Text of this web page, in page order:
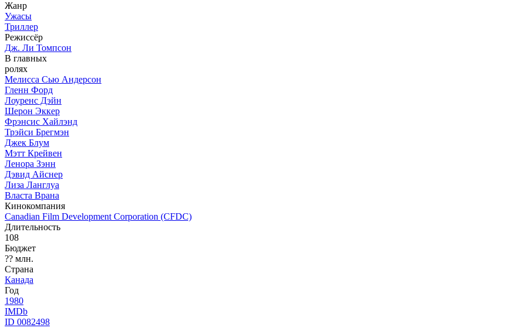
Жанр
Ужасы
Триллер
Режиссёр
Дж. Ли Томпсон
В главных
ролях
Мелисса Сью Андерсон
Гленн Форд
Лоуренс Дэйн
Шерон Эккер
Фрэнсис Хайлэнд
Трэйси Брегмэн
Джек Блум
Мэтт Крейвен
Ленора Зэнн
Дэвид Айснер
Лиза Ланглуа
Власта Врана
Кинокомпания
Canadian Film Development Corporation (CFDC)
Длительность
108
Бюджет
?? млн.
Страна
Канада
Год
1980
IMDb
ID 0082498